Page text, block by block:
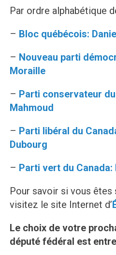
Par ordre alphabétique
– Bloc québécois:
– Nouveau parti
Moraille
– Parti conservateur
Mahmoud
– Parti libéral du
Dubourg
– Parti vert du
Pour savoir si vous
visitez le site Internet d’
Le choix de votre
député fédéral est